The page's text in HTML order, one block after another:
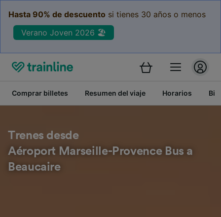
Hasta 90% de descuento si tienes 30 años o menos
Verano Joven 2026 🏖️
Comprar billetes Resumen del viaje Horarios
Trenes desde
Aéroport Marseille-Provence Bus a
Beaucaire